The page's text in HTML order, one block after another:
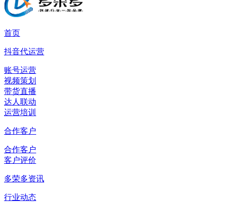
首页
抖音代运营
账号运营
视频策划
带货直播
达人联动
运营培训
合作客户
合作客户
客户评价
多荣多资讯
行业动态